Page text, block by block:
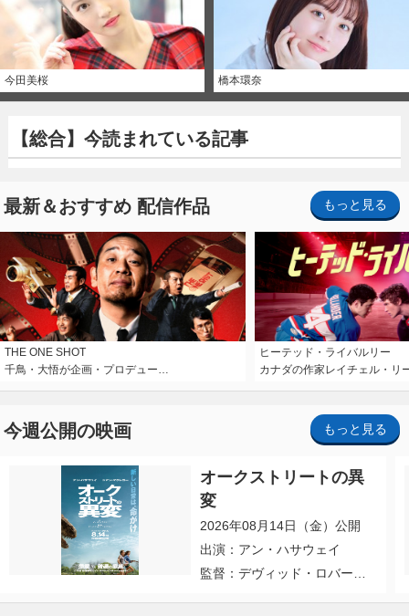
今田美桜 橋本環奈
【総合】今読まれている記事
最新＆おすすめ 配信作品 もっと見る
THE ONE SHOT
千鳥・大悟が企画・プロデュー…
ヒーテッド・ライバルリー
カナダの作家レイチェル・リ
今週公開の映画 もっと見る
オークストリートの異
変
2026年08月14日（金）公開
出演：アン・ハサウェイ
監督：デヴィッド・ロバー